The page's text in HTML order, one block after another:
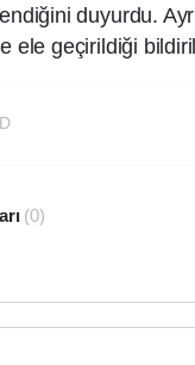
duyurdu.
ele geçirildiği
(0)